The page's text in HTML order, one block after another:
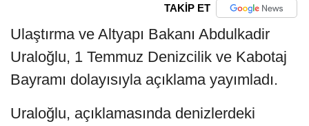
TAKİP ET
Ulaştırma ve Altyapı Bakanı Abdulkadir
Uraloğlu, 1 Temmuz Denizcilik ve Kabotaj
Bayramı dolayısıyla açıklama yayımladı.
Uraloğlu, açıklamasında denizlerdeki